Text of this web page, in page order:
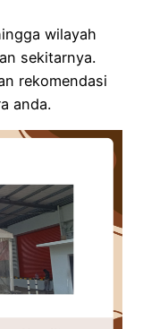
wilayah
sekitarnya.
rekomendasi
anda.